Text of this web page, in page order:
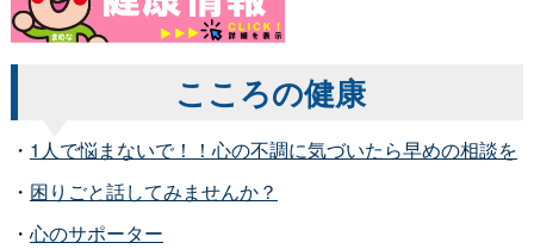
こころの健康
・ 1人で悩まないで！！心の不調に気づいたら早めの相談を
・ 困りごと話してみませんか？
・ 心のサポーター